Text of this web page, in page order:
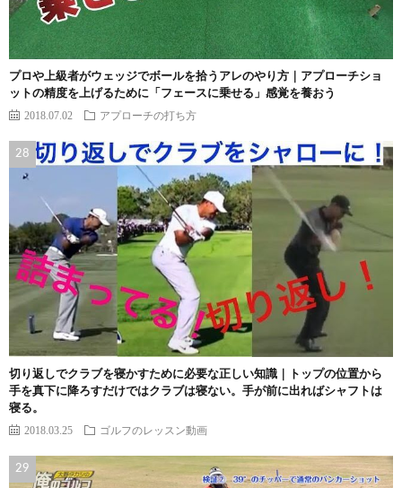
プロや上級者がウェッジでボールを拾うアレのやり方｜アプローチショ
ットの精度を上げるために「フェースに乗せる」感覚を養おう
2018.07.02 アプローチの打ち方
切り返しでクラブを寝かすために必要な正しい知識｜トップの位置から
手を真下に降ろすだけではクラブは寝ない。手が前に出ればシャフトは
寝る。
2018.03.25 ゴルフのレッスン動画